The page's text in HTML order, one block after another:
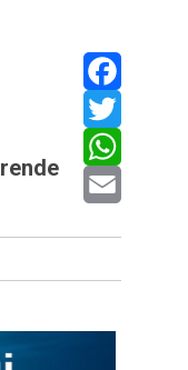
Facebook
Twitter
WhatsApp